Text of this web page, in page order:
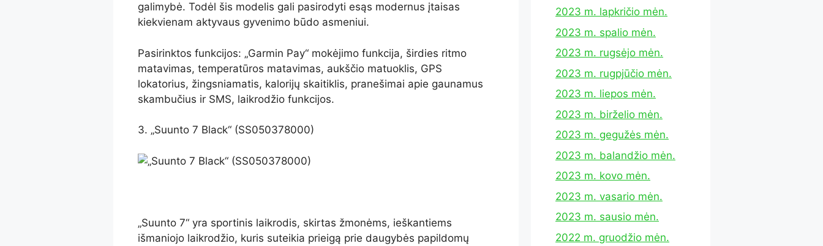
galimybė. Todėl šis modelis gali pasirodyti esąs modernus įtaisas
kiekvienam aktyvaus gyvenimo būdo asmeniui.
Pasirinktos funkcijos: „Garmin Pay“ mokėjimo funkcija, širdies ritmo
matavimas, temperatūros matavimas, aukščio matuoklis, GPS
lokatorius, žingsniamatis, kalorijų skaitiklis, pranešimai apie gaunamus
skambučius ir SMS, laikrodžio funkcijos.
3. „Suunto 7 Black“ (SS050378000)
„Suunto 7“ yra sportinis laikrodis, skirtas žmonėms, ieškantiems
išmaniojo laikrodžio, kuris suteikia prieigą prie daugybės papildomų
2023 m. lapkričio mėn.
2023 m. spalio mėn.
2023 m. rugsėjo mėn.
2023 m. rugpjūčio mėn.
2023 m. liepos mėn.
2023 m. birželio mėn.
2023 m. gegužės mėn.
2023 m. balandžio mėn.
2023 m. kovo mėn.
2023 m. vasario mėn.
2023 m. sausio mėn.
2022 m. gruodžio mėn.